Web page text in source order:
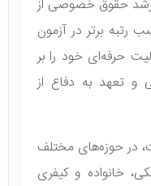
حقوق خصوصی از
رتبه برتر در آزمون
حرفه‌ای خود را بر
و تعهد به دفاع از
وکالت، در حوزه‌های مختلف
خانواده و کیفری